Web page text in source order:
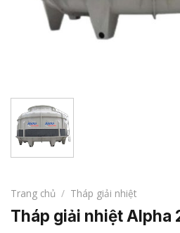
Trang chủ / Tháp giải nhiệt
Tháp giải nhiệt Alpha